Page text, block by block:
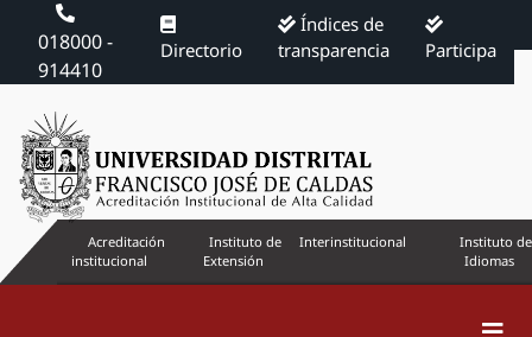
018000 -
914410
Directorio
Índices de
transparencia
Participa
Acreditación
institucional
Instituto de
Extensión
Interinstitucional
Instituto de
Idiomas